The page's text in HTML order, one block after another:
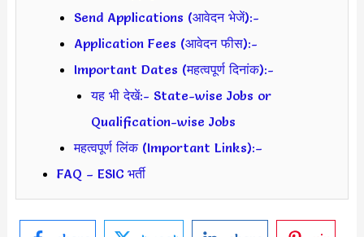
Send Applications (आवेदन भेजें):-
Application Fees (आवेदन फीस):-
Important Dates (महत्वपूर्ण दिनांक):-
यह भी देखें:- State-wise Jobs or
Qualification-wise Jobs
महत्वपूर्ण लिंक (Important Links):–
FAQ – ESIC भर्ती